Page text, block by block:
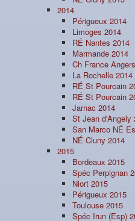
2014
Périgueux 2014
Limoges 2014
RÉ Nantes 2014
Marmande 2014
Ch France
La Rochelle 2014
RÉ St Pourcain
RÉ St Pourcain
Jarnac 2014
St Jean d'Angely
San Marco NÉ
NÉ Cluny 2014
2015
Bordeaux 2015
Spéc Perpignan
Niort 2015
Périgueux 2015
Toulouse 2015
Spéc Irun (Esp)